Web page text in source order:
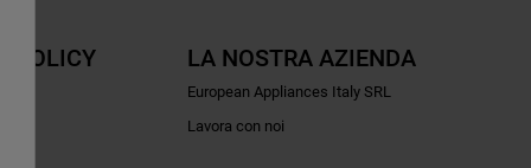
POLICY LA NOSTRA AZIENDA
European Appliances Italy SRL
Lavora con noi